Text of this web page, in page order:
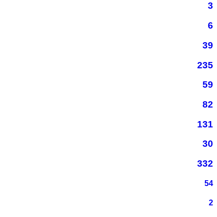
3
6
39
235
59
82
131
30
332
54
2